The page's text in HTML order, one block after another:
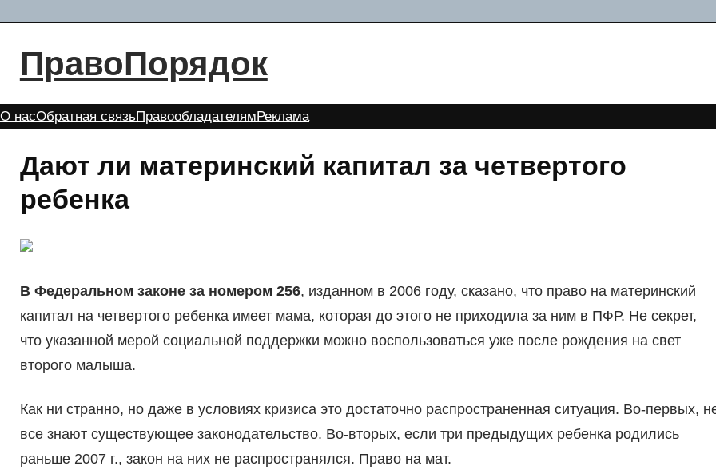
содержимому
ПравоПорядок
О насОбратная связьПравообладателям Реклама
Дают ли материнский капитал за четвертого
ребенка
В Федеральном законе за номером 256, изданном в 2006 году, сказано, что право на материнский
капитал на четвертого ребенка имеет мама, которая до этого не приходила за ним в ПФР. Не секрет,
что указанной мерой социальной поддержки можно воспользоваться уже после рождения на свет
второго малыша.
Как ни странно, но даже в условиях кризиса это достаточно распространенная ситуация. Во-первых,
все знают существующее законодательство. Во-вторых, если три предыдущих ребенка родились
раньше 2007 г., закон на них не распространялся. Право на мат.